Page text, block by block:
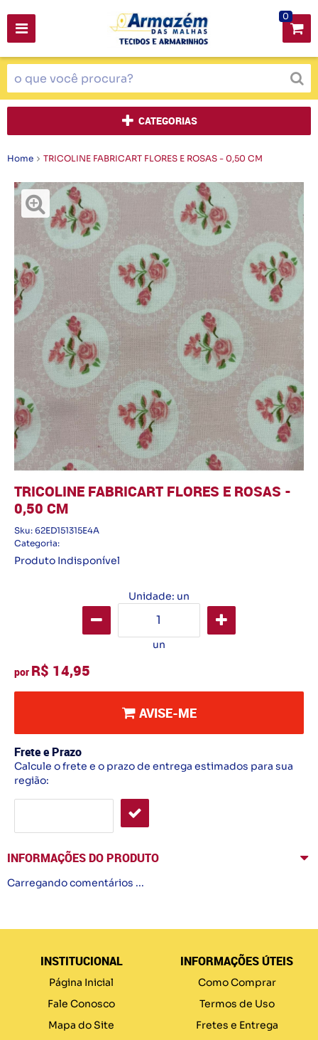
0
CATEGORIAS
Home TRICOLINE FABRICART FLORES E ROSAS - 0,50 CM
TRICOLINE FABRICART FLORES E ROSAS -
0,50 CM
Sku: 62ED151315E4A
Categoria:
Produto Indisponível
Unidade: un
un
por R$ 14,95
AVISE-ME
Frete e Prazo
Calcule o frete e o prazo de entrega estimados para sua
região:
INFORMAÇÕES DO PRODUTO
Carregando comentários ...
INSTITUCIONAL
Página Inicial
Fale Conosco
Mapa do Site
INFORMAÇÕES ÚTEIS
Como Comprar
Termos de Uso
Fretes e Entrega